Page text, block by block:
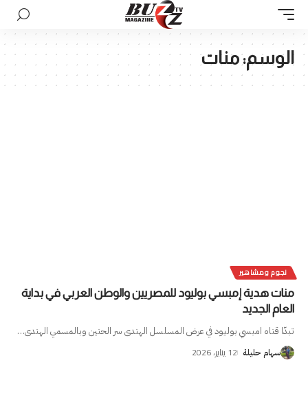
الوسم:منات
نجوم ومشاهير
منات هدية إمبسي بوليود للمصريين والوطن العربي في بداية
العام الجديد
تبدّا قناه امبسي بوليود في عرض المسلسل الهندى سر الحنين وبالمسمي الهندى…
سهام حليلة 12 يناير، 2026